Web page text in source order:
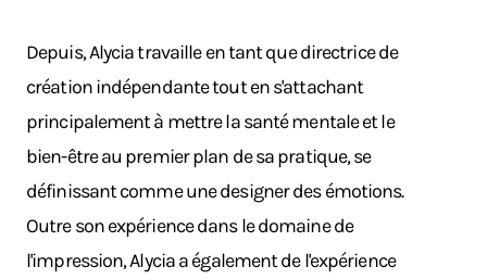
Depuis, Alycia travaille en tant que directrice de
création indépendante tout en s'attachant
principalement à mettre la santé mentale et le
bien-être au premier plan de sa pratique, se
définissant comme une designer des émotions.
Outre son expérience dans le domaine de
l'impression, Alycia a également de l'expérience